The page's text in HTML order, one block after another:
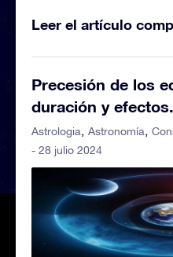
Leer el artículo
Precesión de los
duración y efectos.
Astrologia Astronomía
- 28 julio 2024